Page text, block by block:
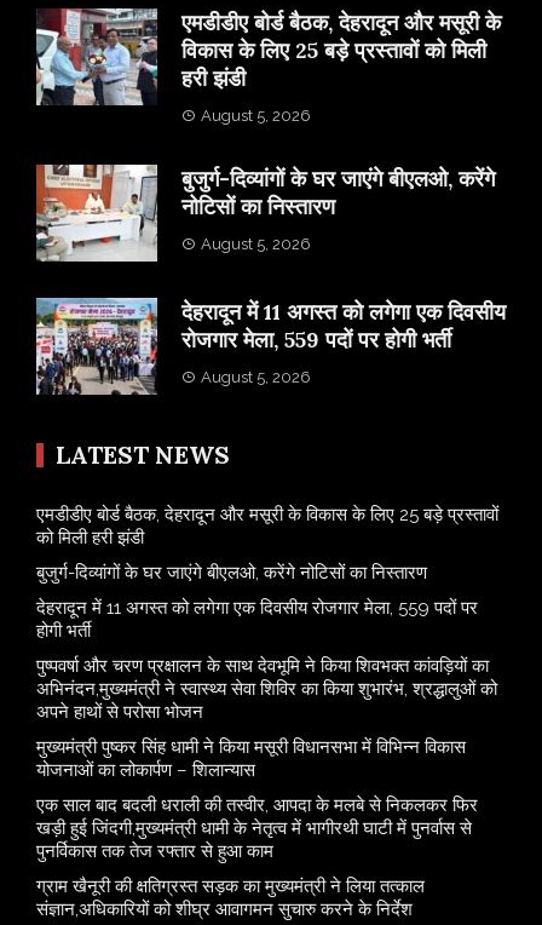
एमडीडीए बोर्ड बैठक, देहरादून और मसूरी के
विकास के लिए 25 बड़े प्रस्तावों को मिली
हरी झंडी
August 5, 2026
बुजुर्ग-दिव्यांगों के घर जाएंगे बीएलओ, करेंगे
नोटिसों का निस्तारण
August 5, 2026
​देहरादून में 11 अगस्त को लगेगा एक दिवसीय
रोजगार मेला, 559 पदों पर होगी भर्ती
August 5, 2026
LATEST NEWS
एमडीडीए बोर्ड बैठक, देहरादून और मसूरी के विकास के लिए 25 बड़े प्रस्तावों
को मिली हरी झंडी
बुजुर्ग-दिव्यांगों के घर जाएंगे बीएलओ, करेंगे नोटिसों का निस्तारण
​देहरादून में 11 अगस्त को लगेगा एक दिवसीय रोजगार मेला, 559 पदों पर
होगी भर्ती
पुष्पवर्षा और चरण प्रक्षालन के साथ देवभूमि ने किया शिवभक्त कांवड़ियों का
अभिनंदन,मुख्यमंत्री ने स्वास्थ्य सेवा शिविर का किया शुभारंभ, श्रद्धालुओं को
अपने हाथों से परोसा भोजन
मुख्यमंत्री पुष्कर सिंह धामी ने किया मसूरी विधानसभा में विभिन्न विकास
योजनाओं का लोकार्पण – शिलान्यास
एक साल बाद बदली धराली की तस्वीर, आपदा के मलबे से निकलकर फिर
खड़ी हुई जिंदगी,मुख्यमंत्री धामी के नेतृत्व में भागीरथी घाटी में पुनर्वास से
पुनर्विकास तक तेज रफ्तार से हुआ काम
ग्राम खैनूरी की क्षतिग्रस्त सड़क का मुख्यमंत्री ने लिया तत्काल
संज्ञान,अधिकारियों को शीघ्र आवागमन सुचारु करने के निर्देश